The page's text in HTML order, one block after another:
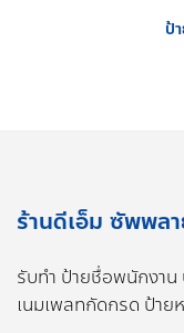
ป้
ร้านดีเอ็ม ซัพพล
รับทำ ป้ายชื่อพนักงาน
เนมเพลทกัดกรด ป้าย